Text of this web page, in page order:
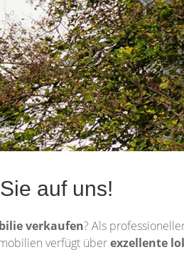
auf uns!
verkaufen? Als
verfügt überexzellente